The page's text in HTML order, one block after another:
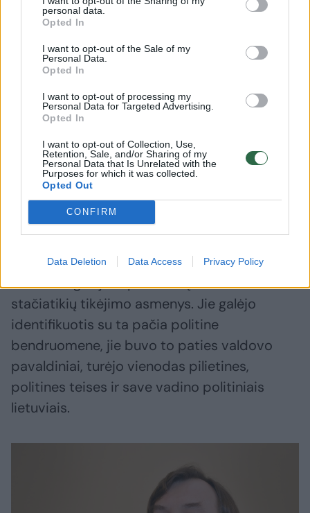
personal data.
Opted In
I want to opt-out of the Sale of my
Personal Data.
Opted In
I want to opt-out of processing my
Personal Data for Targeted Advertising.
Opted In
I want to opt-out of Collection, Use,
Retention, Sale, and/or Sharing of my
Personal Data that Is Unrelated with the
Purposes for which it was collected.
Opted Out
CONFIRM
Data Deletion Data Access Privacy Policy
ne vien tik paramos reiškimu, bet kartu ir
primindami tai, kad mus sieja ne tik 679
kilometrai sienos, tačiau ir maždaug tiek pat
metų istorijos. Mes galime kalbėti apie savo
istorinės savimonės patirtį, parodyti, kokie
pas mus mitai, kurie irgi istoriškai keitėsi, visų
kalbėjimo apie LDK būdą.
LDK nebuvo tautinė valstybė – tai buvo
specifinė bajoriška tauta, kurioje buvo galima
lietuviai, tačiau joje lietuviais politine prasme
nesunkiai galėjo tapti rusėnų kalbos ir
stačiatikių tikėjimo asmenys. Jie galėjo
identifikuotis su ta pačia politine
bendruomene, jie buvo to paties valdovo
pavaldiniai, turėjo vienodas pilietines,
politines teises ir save vadino politiniais
lietuviais.